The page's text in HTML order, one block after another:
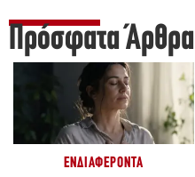
Πρόσφατα Άρθρα
ΕΝΔΙΑΦΈΡΟΝΤΑ